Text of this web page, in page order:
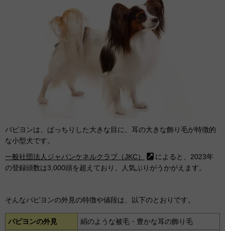
パピヨンは、ぱっちりした大きな目に、耳の大きな飾り毛が特徴的
な小型犬です。
一般社団法人ジャパンケネルクラブ（JKC）
によると、2023年
の登録頭数は3,000頭を超えており、人気ぶりがうかがえます。
そんなパピヨンの外見の特徴や値段は、以下のとおりです。
パピヨンの外見 絹のような被毛・豊かな耳の飾り毛